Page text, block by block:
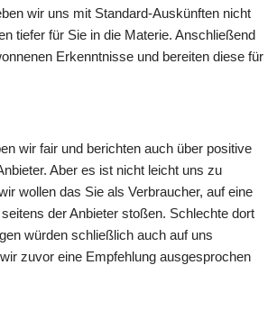
wir uns mit Standard-Auskünften nicht
tiefer für Sie in die Materie. Anschließend
Erkenntnisse und bereiten diese für
wir fair und berichten auch über positive
Aber es ist nicht leicht uns zu
wollen das Sie als Verbraucher, auf eine
der Anbieter stoßen. Schlechte dort
würden schließlich auch auf uns
zuvor eine Empfehlung ausgesprochen